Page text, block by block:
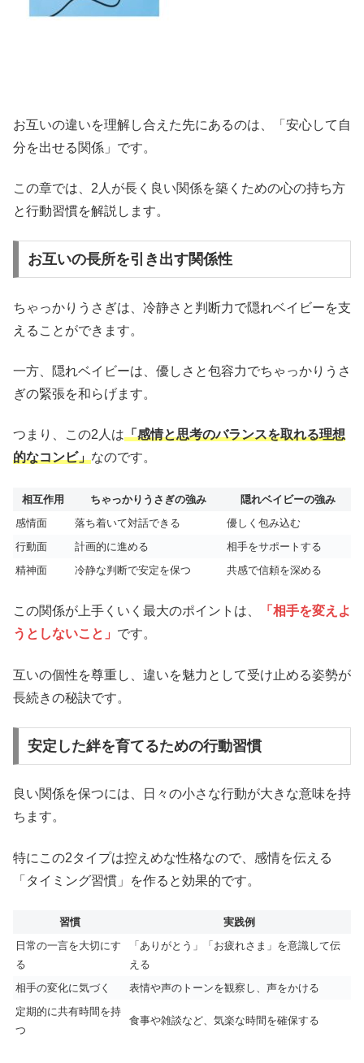
お互いの違いを理解し合えた先にあるのは、「安心して自
分を出せる関係」です。
この章では、2人が長く良い関係を築くための心の持ち方
と行動習慣を解説します。
お互いの長所を引き出す関係性
ちゃっかりうさぎは、冷静さと判断力で隠れベイビーを支
えることができます。
一方、隠れベイビーは、優しさと包容力でちゃっかりうさ
ぎの緊張を和らげます。
つまり、この2人は「感情と思考のバランスを取れる理想
的なコンビ」なのです。
相互作用 ちゃっかりうさぎの強み
隠れベイビーの強み
感情面
落ち着いて対話できる
優しく包み込む
行動面
計画的に進める
相手をサポートする
精神面
冷静な判断で安定を保つ 共感で信頼を深める
この関係が上手くいく最大のポイントは、
「相手を変えよ
うとしないこと」 です。
互いの個性を尊重し、違いを魅力として受け止める姿勢が
長続きの秘訣です。
安定した絆を育てるための行動習慣
良い関係を保つには、日々の小さな行動が大きな意味を持
ちます。
特にこの2タイプは控えめな性格なので、感情を伝える
「タイミング習慣」を作ると効果的です。
習慣
実践例
日常の一言を大切にす
る
「ありがとう」「お疲れさま」を意識して伝
える
相手の変化に気づく
表情や声のトーンを観察し、声をかける
定期的に共有時間を持
つ
食事や雑談など、気楽な時間を確保する